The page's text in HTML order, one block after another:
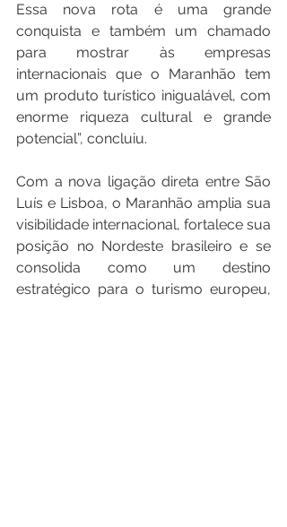
Essa nova rota é uma grande
conquista e também um chamado
para mostrar às empresas
internacionais que o Maranhão tem
um produto turístico inigualável, com
enorme riqueza cultural e grande
potencial”, concluiu.
Com a nova ligação direta entre São
Luís e Lisboa, o Maranhão amplia sua
visibilidade internacional, fortalece sua
posição no Nordeste brasileiro e se
consolida como um destino
estratégico para o turismo europeu,